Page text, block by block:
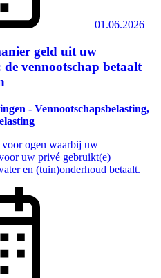
01.06.2026
geld uit uw
vennootschap betaalt
- Vennootschapsbelasting,
voor ogen waarbij uw
uw privé gebruikt(e)
en (tuin)onderhoud betaalt.